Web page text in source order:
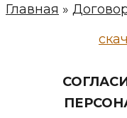
Главная »